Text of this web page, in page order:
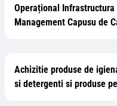
Operațional
Management Capusu de
Achizitie produse de
si detergenti si produse